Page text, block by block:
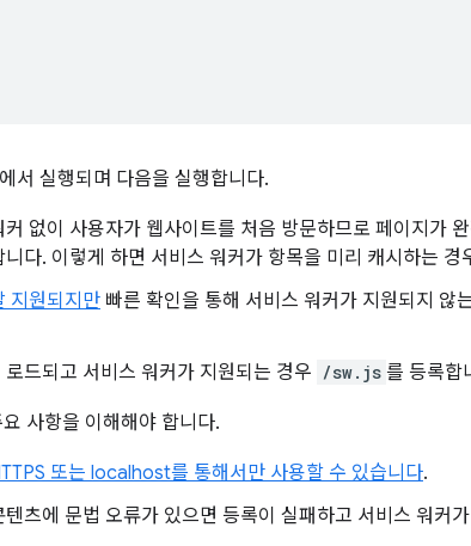
서 실행되며 다음을 실행합니다.
없이 사용자가 웹사이트를 처음 방문하므로 페이지가
다. 이렇게 하면 서비스 워커가 항목을 미리 캐시하는
지원되지만 빠른 확인을 통해 서비스 워커가 지원되지 않
드되고 서비스 워커가 지원되는 경우 /sw.js 를 등록합
사항을 이해해야 합니다.
또는 localhost를 통해서만 사용할 수 있습니다.
츠에 문법 오류가 있으면 등록이 실패하고 서비스 워커